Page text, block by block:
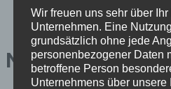
Feuerwehrprobe am neuen
Neue Einsätze
Wir freuen uns sehr über
Unternehmen. Eine
grundsätzlich ohne jede
personenbezogener Daten
betroffene Person
Unternehmens über unsere